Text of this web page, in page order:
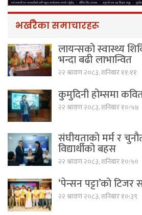
भर्खरैका समाचारहरू
लायन्सको स्वास्थ्य
भन्दा बढी लाभान्वित
२२ श्रावण २०८३, शनिबार ११:११
कुमुदिनी होम्समा
२२ श्रावण २०८३, शनिबार १०:५७
संघीयताको मर्म र
विद्यार्थीको बहस
२२ श्रावण २०८३, शनिबार १०:५०
‘पेन्सन पट्टा’को टिजर
२२ श्रावण २०८३, शनिबार १०:३९